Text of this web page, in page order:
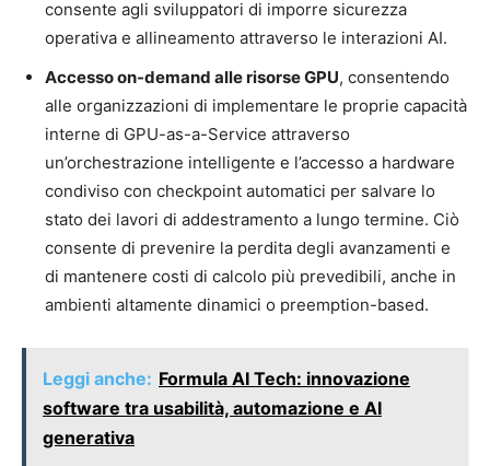
consente agli sviluppatori di imporre sicurezza
operativa e allineamento attraverso le interazioni AI.
Accesso on-demand alle risorse GPU, consentendo
alle organizzazioni di implementare le proprie capacità
interne di GPU-as-a-Service attraverso
un’orchestrazione intelligente e l’accesso a hardware
condiviso con checkpoint automatici per salvare lo
stato dei lavori di addestramento a lungo termine. Ciò
consente di prevenire la perdita degli avanzamenti e
di mantenere costi di calcolo più prevedibili, anche in
ambienti altamente dinamici o preemption-based.
Leggi anche: Formula AI Tech: innovazione
software tra usabilità, automazione e AI
generativa